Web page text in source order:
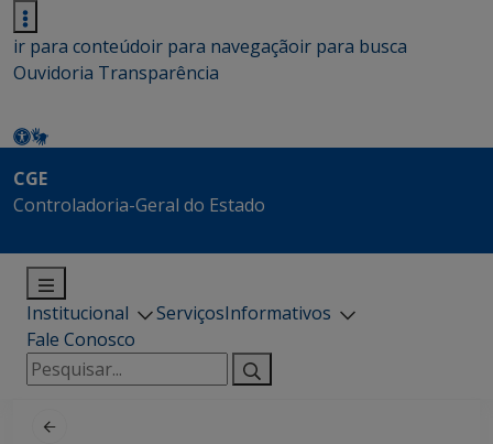
ir para conteúdoir para navegaçãoir para busca
Ouvidoria Transparência
CGE
Controladoria-Geral do Estado
Institucional ServiçosInformativos
Fale Conosco
Pesquisar
por: